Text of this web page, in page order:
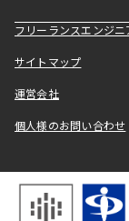
フリーランスエンジ
サイトマップ
運営会社
個人様のお問い合わせ